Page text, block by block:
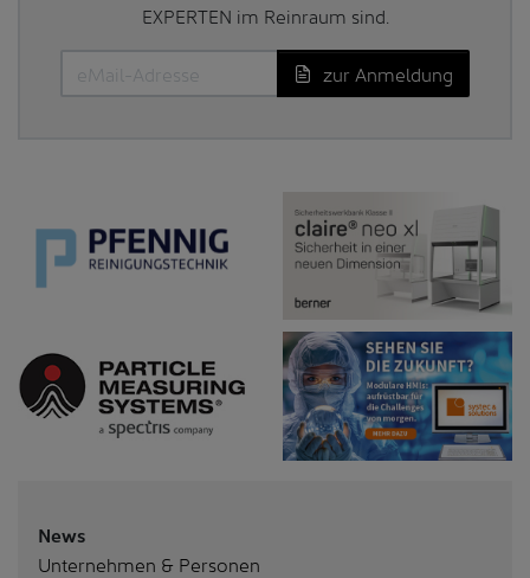
EXPERTEN im Reinraum sind.
zur Anmeldung
News
Unternehmen & Personen